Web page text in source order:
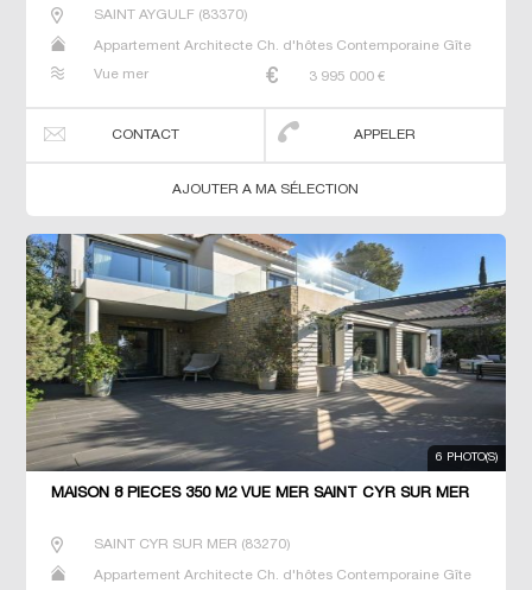
SAINT AYGULF(83370)
Appartement Architecte Ch. d'hôtes Contemporaine Gîte
Terrain Villa
Vue mer 3 995 000 €
CONTACT APPELER
AJOUTER A MA SÉLECTION
6 PHOTO(S)
MAISON 8 PIECES 350 M2 VUE MER SAINT CYR SUR MER
SAINT CYR SUR MER (83270)
Appartement Architecte Ch. d'hôtes Contemporaine Gîte